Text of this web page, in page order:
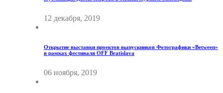
12 декабря, 2019
Открытие выставки проектов выпускников Фотографики «Between»
в рамках фестиваля OFF Bratislava
06 ноября, 2019